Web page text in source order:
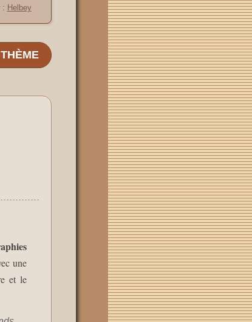
: Helbey
une
et le